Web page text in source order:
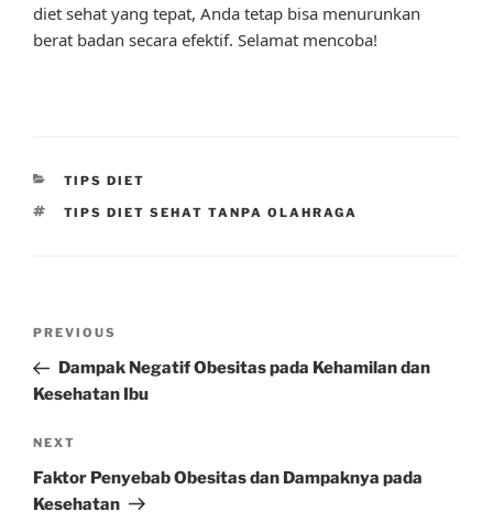
diet sehat yang tepat, Anda tetap bisa menurunkan
berat badan secara efektif. Selamat mencoba!
CATEGORIES
TIPS DIET
TAGS
TIPS DIET SEHAT TANPA OLAHRAGA
Previous
Post
PREVIOUS
Dampak Negatif Obesitas pada Kehamilan dan
Kesehatan Ibu
Next
Post
NEXT
Faktor Penyebab Obesitas dan Dampaknya pada
Kesehatan